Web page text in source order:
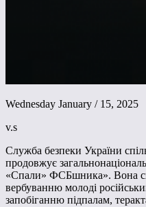
Wednesday January / 15, 2025
v.s
Служба безпеки України
продовжує
«Спали» ФСБшника». Вона
вербуванню молоді
запобіганню підпалам,